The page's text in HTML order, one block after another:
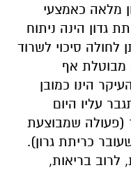
מלאה כאמצעי
גדון הינה ניתוח
לחולה סיכוי לשרוד
מבוטלת אף
הינו כמובן
עליו היום
(פעולה שמבוצעת
כריתת גרון).
לרוב בריאות,